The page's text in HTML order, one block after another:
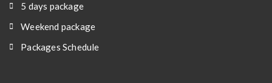
5 days package
Weekend package
Packages Schedule